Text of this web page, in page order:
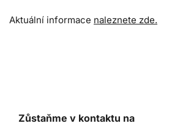
Aktuální informace naleznete zde.
Zůstaňme v kontaktu na